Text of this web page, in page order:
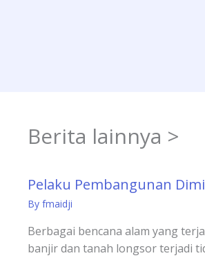
Berita lainnya >
Pelaku Pembangunan
By fmaidji
Berbagai bencana alam yang
banjir dan tanah longsor terjadi